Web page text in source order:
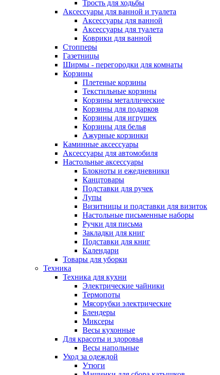
Трость для ходьбы
Аксессуары для ванной и туалета
Аксессуары для ванной
Аксессуары для туалета
Коврики для ванной
Стопперы
Газетницы
Ширмы - перегородки для комнаты
Корзины
Плетеные корзины
Текстильные корзины
Корзины металлические
Корзины для подарков
Корзины для игрушек
Корзины для белья
Ажурные корзинки
Каминные аксессуары
Аксессуары для автомобиля
Настольные аксессуары
Блокноты и ежедневники
Канцтовары
Подставки для ручек
Лупы
Визитницы и подставки для визиток
Настольные письменные наборы
Ручки для письма
Закладки для книг
Подставки для книг
Календари
Товары для уборки
Техника
Техника для кухни
Электрические чайники
Термопоты
Мясорубки электрические
Блендеры
Миксеры
Весы кухонные
Для красоты и здоровья
Весы напольные
Уход за одеждой
Утюги